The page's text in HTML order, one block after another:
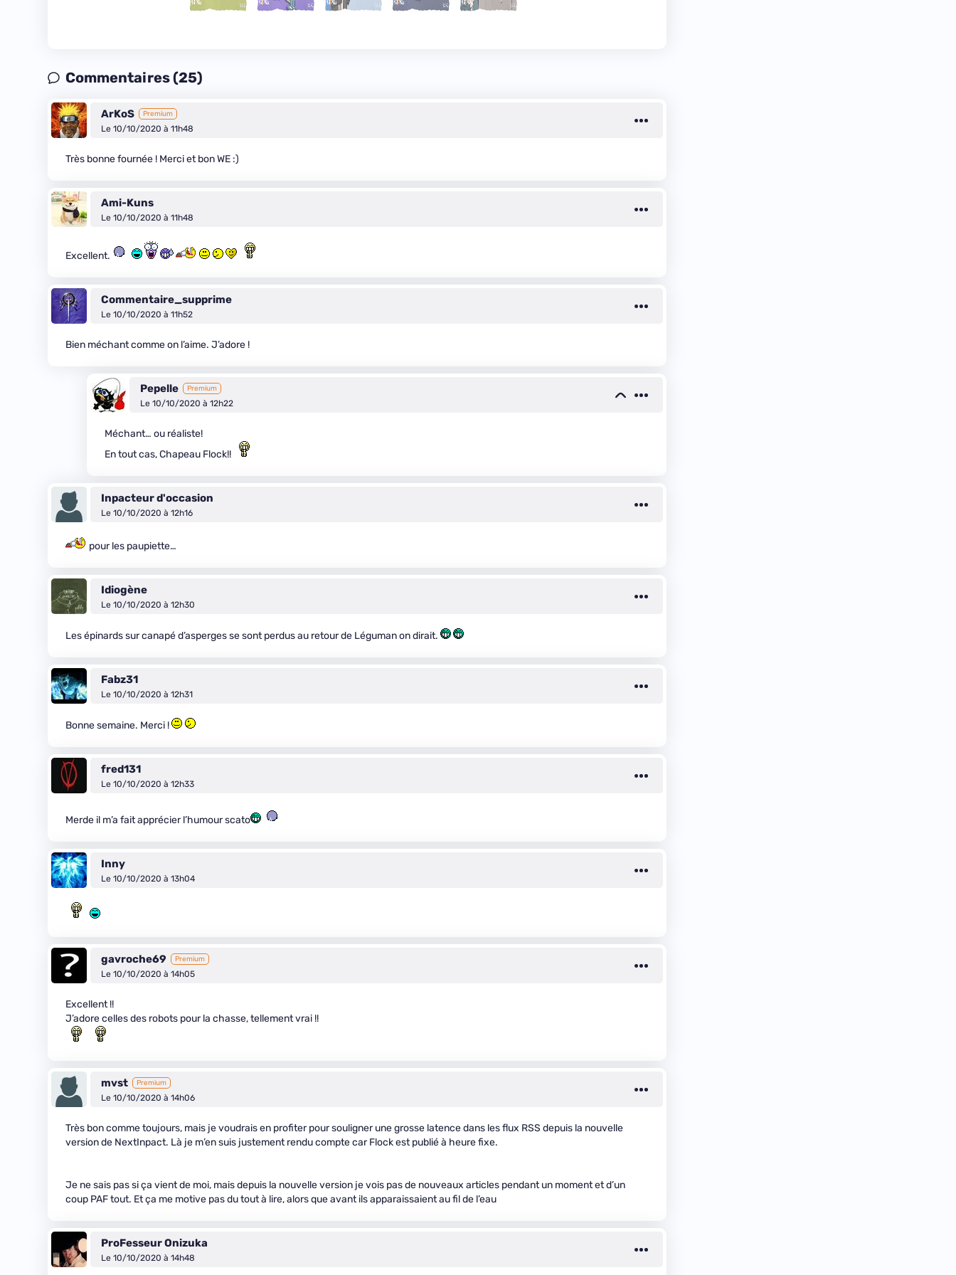
Commentaires (25)
ArKoS Premium
Le 10/10/2020 à 11h48
Très bonne fournée ! Merci et bon WE :)
Ami-Kuns
Le 10/10/2020 à 11h48
Excellent.
Commentaire_supprime
Le 10/10/2020 à 11h52
Bien méchant comme on l’aime. J’adore !
Pepelle Premium
Le 10/10/2020 à 12h22
Méchant… ou réaliste!
En tout cas, Chapeau Flock!!
Inpacteur d'occasion
Le 10/10/2020 à 12h16
pour les paupiette…
Idiogène
Le 10/10/2020 à 12h30
Les épinards sur canapé d’asperges se sont perdus au retour de Léguman on dirait.
Fabz31
Le 10/10/2020 à 12h31
Bonne semaine. Merci !
fred131
Le 10/10/2020 à 12h33
Merde il m’a fait apprécier l’humour scato
Inny
Le 10/10/2020 à 13h04
gavroche69 Premium
Le 10/10/2020 à 14h05
Excellent !!
J’adore celles des robots pour la chasse, tellement vrai !!
mvst Premium
Le 10/10/2020 à 14h06
Très bon comme toujours, mais je voudrais en profiter pour souligner une grosse latence dans les flux RSS depuis la nouvelle
version de NextInpact. Là je m’en suis justement rendu compte car Flock est publié à heure fixe.
Je ne sais pas si ça vient de moi, mais depuis la nouvelle version je vois pas de nouveaux articles pendant un moment et d’un
coup PAF tout. Et ça me motive pas du tout à lire, alors que avant ils apparaissaient au fil de l’eau
ProFesseur Onizuka
Le 10/10/2020 à 14h48